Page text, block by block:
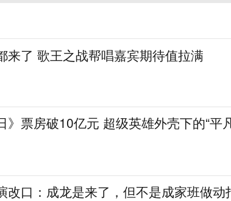
来了 歌王之战帮唱嘉宾期待值拉满
》票房破10亿元 超级英雄外壳下的“平
改口：成龙是来了，但不是成家班做动